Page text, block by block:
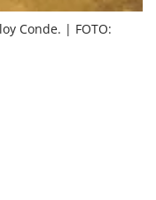
Conde. | FOTO: